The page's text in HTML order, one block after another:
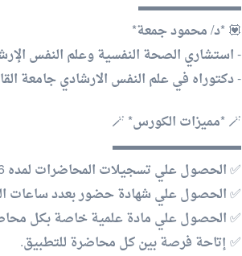
▬▬▬▬▬▬▬▬
💟 *د/ محمود جمعة*
- استشاري الصحة النفسية وعلم النفس
- دكتوراه في علم النفس الارشادي جامعة
🪄 *مميزات الكورس* 🪄
▬▬▬▬▬▬▬▬▬▬
✅ الحصول علي تسجيلات المحاضرات لمده 6 شهور.
✅ الحصول علي شهادة حضور بعدد ساعات
✅ الحصول علي مادة علمية خاصة بكل
✅ إتاحة فرصة بين كل محاضرة للتطبيق.